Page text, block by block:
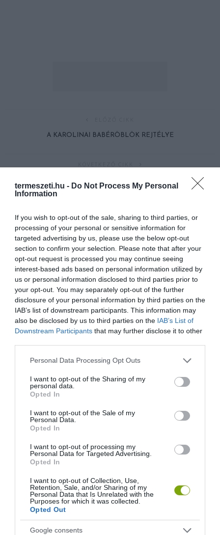
termeszeti.hu - Do Not Process My Personal
Information
If you wish to opt-out of the sale, sharing to third parties, or
processing of your personal or sensitive information for
targeted advertising by us, please use the below opt-out
section to confirm your selection. Please note that after your
opt-out request is processed you may continue seeing
interest-based ads based on personal information utilized by
us or personal information disclosed to third parties prior to
your opt-out. You may separately opt-out of the further
disclosure of your personal information by third parties on the
IAB’s list of downstream participants. This information may
also be disclosed by us to third parties on the IAB’s List of
Downstream Participants that may further disclose it to other
Please note that this website/app uses one or more Google
not limited to your visit or usage behaviour. You may click to
grant or deny consent to Google and its third-party tags to
use your data for below specified purposes in below Google
consent section.
Personal Data Processing Opt Outs
I want to opt-out of the Sharing of my
personal data.
Opted In
I want to opt-out of the Sale of my
Personal Data.
Opted In
I want to opt-out of processing my
Personal Data for Targeted Advertising.
Opted In
I want to opt-out of Collection, Use,
Retention, Sale, and/or Sharing of my
Personal Data that Is Unrelated with the
Purposes for which it was collected.
Opted Out
Google consents
A KAROLINAI BABÉRÖBLÖK REJTÉLYE
KÉSZÍTS VARÁZSLATOS TÜNDÉRLÁMPÁSOKAT, HOGY
BERAGYOGJÁK AZ ESTÉIDET – VIDEÓVAL!
HASONLÓ ÉRDEKESSÉGEK
KIRÁNDULÁS A
ARBORÉTUMBA
2026-08-04
KIRÁNDULÁS PANNONHALMA
SZŐLŐ ÉS KOMLÓ
KIRÁNDULÁS A